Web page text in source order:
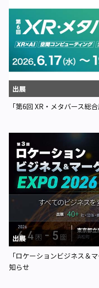
出展
「第6回 XR・メタバース総
出展
「ロケーションビジネス＆
知らせ